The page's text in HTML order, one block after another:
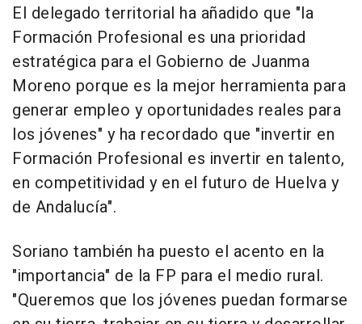
El delegado territorial ha añadido que "la
Formación Profesional es una prioridad
estratégica para el Gobierno de Juanma
Moreno porque es la mejor herramienta para
generar empleo y oportunidades reales para
los jóvenes" y ha recordado que "invertir en
Formación Profesional es invertir en talento,
en competitividad y en el futuro de Huelva y
de Andalucía".
Soriano también ha puesto el acento en la
"importancia" de la FP para el medio rural.
"Queremos que los jóvenes puedan formarse